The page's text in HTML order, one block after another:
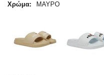
Χρώμα: ΜΑΥΡΟ